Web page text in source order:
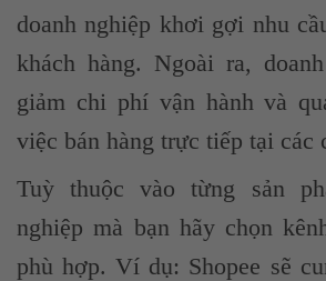
doanh nghiệp khơi gợi nhu
khách hàng. Ngoài ra,
giảm chi phí vận hành và
việc bán hàng trực tiếp tại các
Tuỳ thuộc vào từng sản
nghiệp mà bạn hãy chọn
phù hợp. Ví dụ: Shopee sẽ